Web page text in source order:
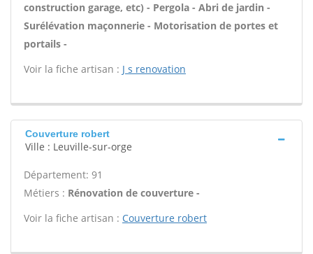
construction garage, etc) - Pergola - Abri de jardin -
Surélévation maçonnerie - Motorisation de portes et
portails -
Voir la fiche artisan : J s renovation
Couverture robert
Ville : Leuville-sur-orge
Département: 91
Métiers : Rénovation de couverture -
Voir la fiche artisan : Couverture robert